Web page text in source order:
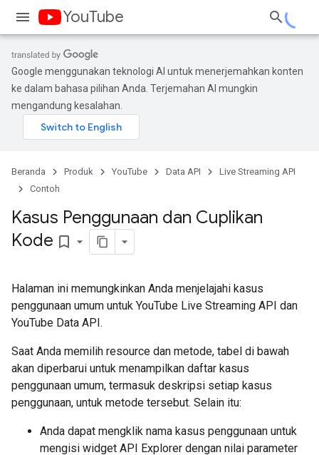
YouTube
Google menggunakan teknologi AI untuk menerjemahkan konten
ke dalam bahasa pilihan Anda. Terjemahan AI mungkin
mengandung kesalahan.
Beranda Produk YouTube Data API
Live Streaming API
Contoh
Kasus Penggunaan dan Cuplikan
Kode bookmark_border